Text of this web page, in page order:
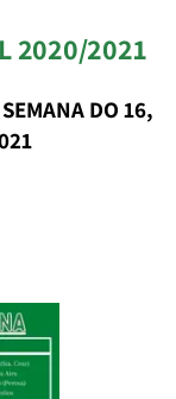
2020/2021
DO 16,